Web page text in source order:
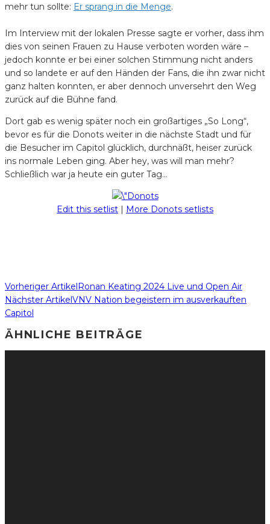
mehr tun sollte: Er sprang in die Menge.
Im Interview mit der lokalen Presse sagte er vorher, dass ihm
dies von seinen Frauen zu Hause verboten worden wäre –
jedoch konnte er bei einer solchen Stimmung nicht anders
und so landete er auf den Händen der Fans, die ihn zwar nicht
ganz halten konnten, er aber dennoch unversehrt den Weg
zurück auf die Bühne fand.
Dort gab es wenig später noch ein großartiges „So Long“,
bevor es für die Donots weiter in die nächste Stadt und für
die Besucher im Capitol glücklich, durchnäßt, heiser zurück
ins normale Leben ging. Aber hey, was will man mehr?
Schließlich war ja heute ein guter Tag…
Edit this setlist | More Donots setlists
Vorheriger ArtikelRonan Keating 2024 Live und Open Air
Nächster ArtikelVNV Nation begeistern im ausverkauften
Capitol
ÄHNLICHE BEITRÄGE